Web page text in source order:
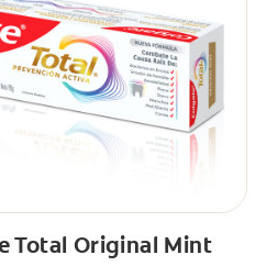
Total Original Mint